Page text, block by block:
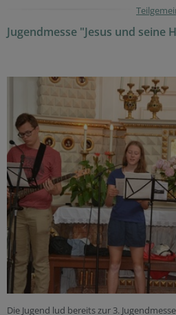
Jugendmesse "Jesus und seine
Die Jugend lud bereits zur 3.